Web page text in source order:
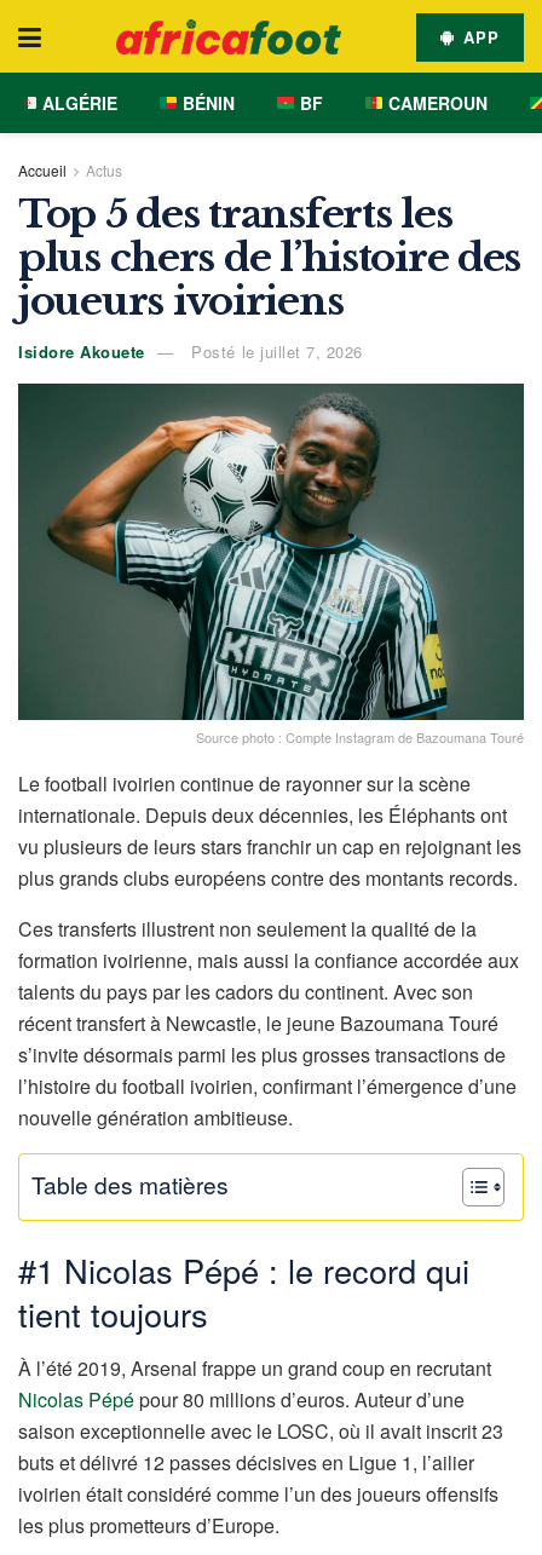
APP
ALGÉRIE BÉNIN BF CAMEROUN
Accueil Actus
Top 5 des transferts les
plus chers de l’histoire des
joueurs ivoiriens
Isidore Akouete Posté le juillet 7, 2026
Source photo : Compte Instagram de Bazoumana Touré
Le football ivoirien continue de rayonner sur la scène
internationale. Depuis deux décennies, les Éléphants ont
vu plusieurs de leurs stars franchir un cap en rejoignant les
plus grands clubs européens contre des montants records.
Ces transferts illustrent non seulement la qualité de la
formation ivoirienne, mais aussi la confiance accordée aux
talents du pays par les cadors du continent. Avec son
récent transfert à Newcastle, le jeune Bazoumana Touré
s’invite désormais parmi les plus grosses transactions de
l’histoire du football ivoirien, confirmant l’émergence d’une
nouvelle génération ambitieuse.
Table des matières
#1 Nicolas Pépé : le record qui
tient toujours
À l’été 2019, Arsenal frappe un grand coup en recrutant
Nicolas Pépépour 80 millions d’euros. Auteur d’une
saison exceptionnelle avec le LOSC, où il avait inscrit 23
buts et délivré 12 passes décisives en Ligue 1, l’ailier
ivoirien était considéré comme l’un des joueurs offensifs
les plus prometteurs d’Europe.